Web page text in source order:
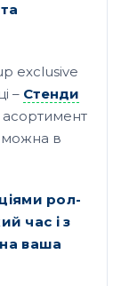
exclusive
– Стенди
асортимент
можна в
рол-
час і з
ваша